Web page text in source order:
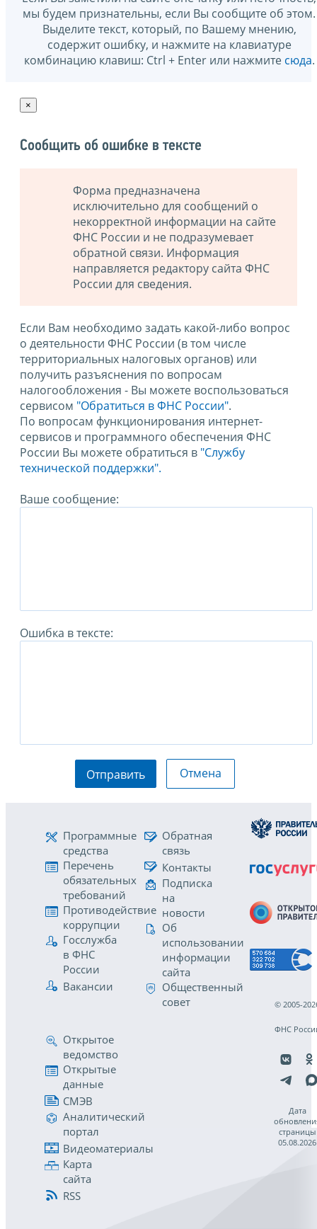
мы будем признательны, если Вы сообщите об этом.
Выделите текст, который, по Вашему мнению,
содержит ошибку, и нажмите на клавиатуре
комбинацию клавиш: Ctrl + Enter или нажмите сюда.
×
Сообщить об ошибке в тексте
Форма предназначена
исключительно для сообщений о
некорректной информации на сайте
ФНС России и не подразумевает
обратной связи. Информация
направляется редактору сайта ФНС
России для сведения.
Если Вам необходимо задать какой-либо вопрос
о деятельности ФНС России (в том числе
территориальных налоговых органов) или
получить разъяснения по вопросам
налогообложения - Вы можете воспользоваться
сервисом "Обратиться в ФНС России".
По вопросам функционирования интернет-
сервисов и программного обеспечения ФНС
России Вы можете обратиться в "Службу
технической поддержки".
Ваше сообщение:
Ошибка в тексте:
Отправить Отмена
Программные
средства
Перечень
обязательных
требований
Противодействие
коррупции
Госслужба
в ФНС
России
Вакансии
Обратная
связь
Контакты
Подписка
на
новости
Об
использовании
информации
сайта
Общественный
совет
Открытое
ведомство
Открытые
данные
СМЭВ
Аналитический
портал
Видеоматериалы
Карта
сайта
RSS
© 2005-
ФНС
Дата
страницы
05.08.2026